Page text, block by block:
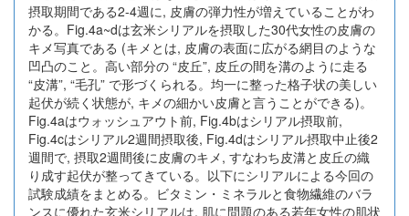
摂取期間である2-4週に, 皮膚の弾力性が増えていることがわ
かる。Fig.4a~dは玄米シリアルを摂取した30代女性の皮膚の
キメ写真である (キメとは, 皮膚の表面に広がる網目のような
凹凸のこと。高い部分の “皮丘”, 皮丘の間を溝のように走る
“皮溝”, “毛孔” で形づくられる。均一に整った格子状の美しい
起伏が続く状態が, キメの細かい皮膚と言うことができる)。
Fig.4aはウォッシュアウト前, Fig.4bはシリアル摂取前,
Fig.4cはシリアル2週間摂取後, Fig.4dはシリアル摂取中止後2
週間で, 摂取2週間後に皮膚のキメ, すなわち皮溝と皮丘の織
り成す起伏が整ってきている。以下にシリアルによる今回の
試験成績をまとめる。ビタミン・ミネラルと食物繊維のバラ
ンスに優れた玄米シリアルは, 肌に問題のある若年女性の肌状